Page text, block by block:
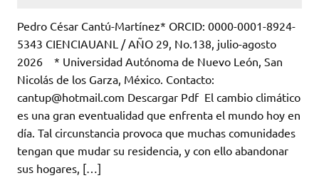
Pedro César Cantú-Martínez* ORCID: 0000-0001-8924-
5343 CIENCIAUANL / AÑO 29, No.138, julio-agosto
2026 * Universidad Autónoma de Nuevo León, San
Nicolás de los Garza, México. Contacto:
cantup@hotmail.com Descargar Pdf El cambio climático
es una gran eventualidad que enfrenta el mundo hoy en
día. Tal circunstancia provoca que muchas comunidades
tengan que mudar su residencia, y con ello abandonar
sus hogares, […]